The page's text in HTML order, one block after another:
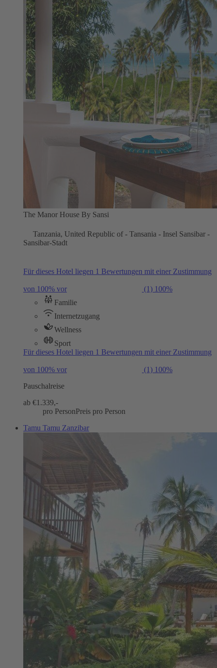
The Manor House By Sansi
Tanzania, United Republic of - Tansania - Insel Sansibar -
Sansibar-Stadt
Für dieses Hotel liegen 1 Bewertungen mit einer Zustimmung
von 100% vor (1) 100%
Familie
Internetzugang
Wellness
Sport
Für dieses Hotel liegen 1 Bewertungen mit einer Zustimmung
von 100% vor (1) 100%
Pauschalreise
ab €1.339,-
pro PersonPreis pro Person
Tamu Tamu Zanzibar